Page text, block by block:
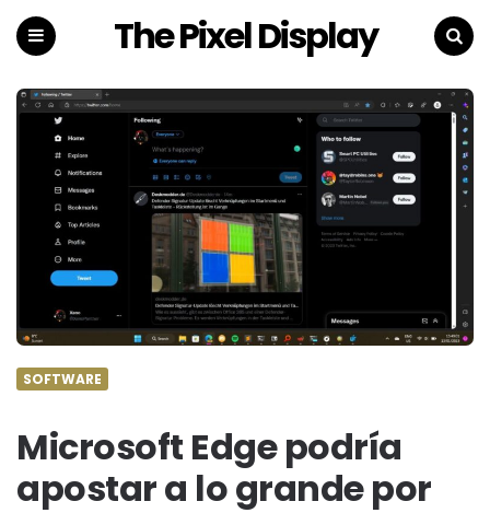
The Pixel Display
SOFTWARE
Microsoft Edge podría
apostar a lo grande por